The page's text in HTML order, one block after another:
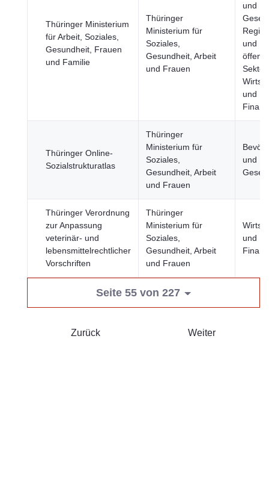
Thüringer Ministerium
für Arbeit, Soziales,
Gesundheit, Frauen
und Familie
Thüringer
Ministerium für
Soziales,
Gesundheit, Arbeit
und Frauen
und
und
Sektor,
und
Thüringer Online-
Sozialstrukturatlas
Thüringer
Ministerium für
Soziales,
Gesundheit, Arbeit
und Frauen
und
Thüringer Verordnung
zur Anpassung
veterinär- und
lebensmittelrechtlicher
Vorschriften
Thüringer
Ministerium für
Soziales,
Gesundheit, Arbeit
und Frauen
und
Seite 55 von 227
Zurück Weiter